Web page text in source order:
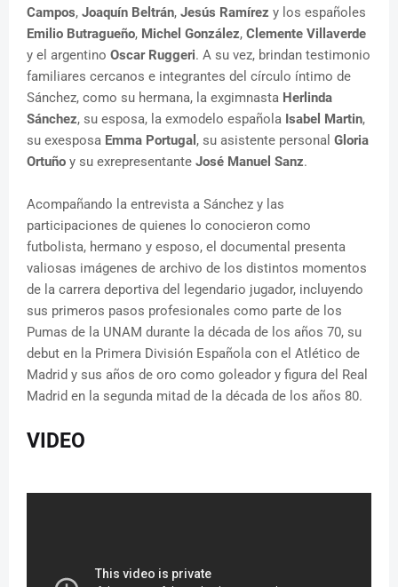
Campos, Joaquín Beltrán, Jesús Ramírez y los españoles
Emilio Butragueño, Michel González, Clemente Villaverde
y el argentino Oscar Ruggeri. A su vez, brindan testimonio
familiares cercanos e integrantes del círculo íntimo de
Sánchez, como su hermana, la exgimnasta Herlinda
Sánchez, su esposa, la exmodelo española Isabel Martin,
su exesposa Emma Portugal , su asistente personal Gloria
Ortuño y su exrepresentante José Manuel Sanz.
Acompañando la entrevista a Sánchez y las
participaciones de quienes lo conocieron como
futbolista, hermano y esposo, el documental presenta
valiosas imágenes de archivo de los distintos momentos
de la carrera deportiva del legendario jugador, incluyendo
sus primeros pasos profesionales como parte de los
Pumas de la UNAM durante la década de los años 70, su
debut en la Primera División Española con el Atlético de
Madrid y sus años de oro como goleador y figura del Real
Madrid en la segunda mitad de la década de los años 80.
VIDEO